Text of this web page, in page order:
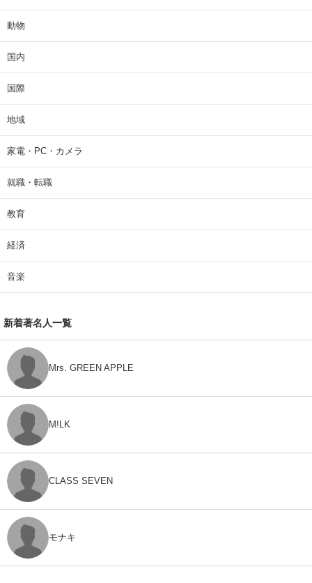
動物
国内
国際
地域
家電・PC・カメラ
就職・転職
教育
経済
音楽
新着著名人一覧
Mrs. GREEN APPLE
M!LK
CLASS SEVEN
モナキ